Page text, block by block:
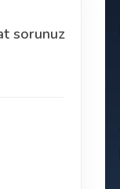
sorunuz